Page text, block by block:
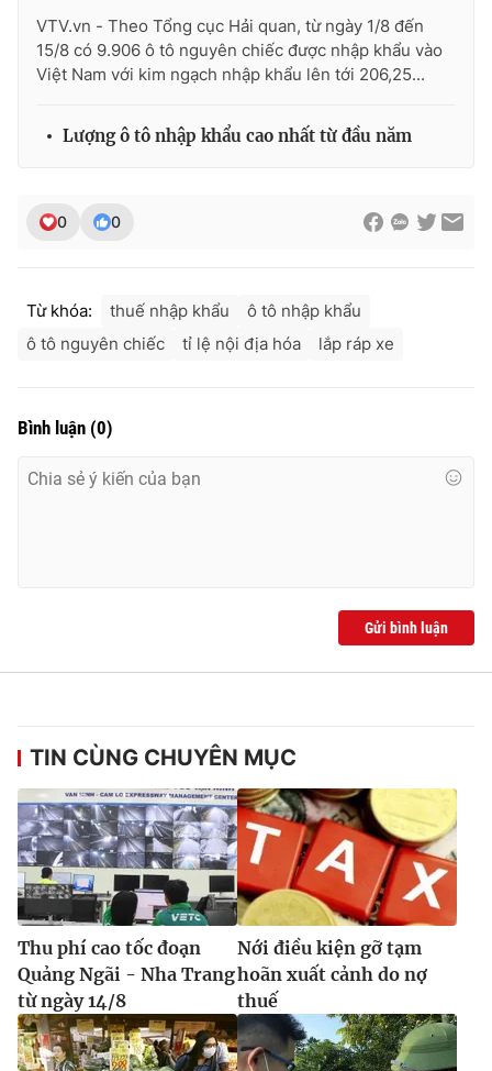
Theo dõi báo trên
Cơ quan báo chí:Thời báo VTV
Giấy phép hoạt động báo in và báo điện tử số 483/GP-BTTTT
cấp ngày 29/12/2023
Phó Tổng Biên tập:
Nguyễn Trọng Ninh
Tổng đài VTV:024.38 355 931 - 024.38 355 932
® Cấm sao chép dưới mọi hình thức nếu không có sự chấp
thuận bằng văn bản. Ghi rõ nguồn VTV.vn khi phát hành lại
thông tin từ website này.
VTV.vn - Theo Tổng cục Hải quan, từ ngày 1/8 đến
15/8 có 9.906 ô tô nguyên chiếc được nhập khẩu vào
Việt Nam với kim ngạch nhập khẩu lên tới 206,25...
Lượng ô tô nhập khẩu cao nhất từ đầu năm
0 0
Từ khóa: thuế nhập khẩu
ô tô nhập khẩu
ô tô nguyên chiếc
tỉ lệ nội địa hóa lắp ráp xe
Bình luận (0)
Gửi bình luận
TIN CÙNG CHUYÊN MỤC
Thu phí cao tốc đoạn
Quảng Ngãi - Nha Trang
từ ngày 14/8
Nới điều kiện gỡ tạm
hoãn xuất cảnh do nợ
thuế